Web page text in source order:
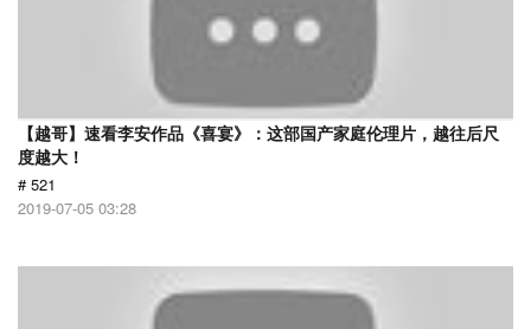
【越哥】速看李安作品《喜宴》：这部国产家庭伦理片，越往后尺
度越大！
# 521
2019-07-05 03:28